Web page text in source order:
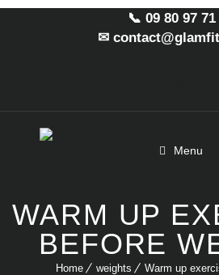
📞 09 80 97 71
✉
Menu
WARM UP
BEFORE
Home weights Warm up